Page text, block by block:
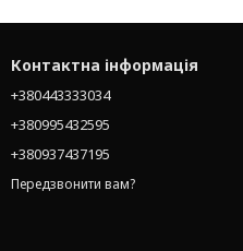
Контактна інформація
+380443333034
+380995432595
+380937437195
Передзвонити вам?